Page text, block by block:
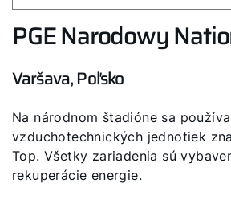
PGE Narodowy
Varšava, Poľsko
Na národnom štadióne sa
vzduchotechnických jednotiek
Top. Všetky zariadenia sú
rekuperácie energie.